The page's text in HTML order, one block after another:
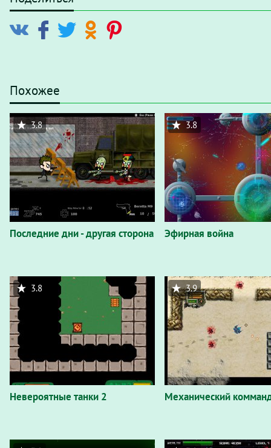
Похожее
Последние дни - другая сторона
3.8
Эфирная война
3.8
Невероятные танки 2
3.8
Механический
3.9